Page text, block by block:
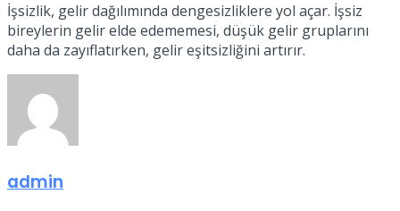
İşsizlik, gelir dağılımında dengesizliklere yol açar. İşsiz
bireylerin gelir elde edememesi, düşük gelir gruplarını
daha da zayıflatırken, gelir eşitsizliğini artırır.
admin